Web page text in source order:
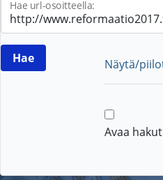
Hae url-osoitteella:
Näytä/
Avaa